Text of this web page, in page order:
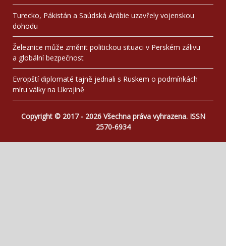
Turecko, Pákistán a Saúdská Arábie uzavřely vojenskou
dohodu
Železnice může změnit politickou situaci v Perském zálivu
a globální bezpečnost
Evropští diplomaté tajně jednali s Ruskem o podmínkách
míru války na Ukrajině
Copyright © 2017 - 2026 Všechna práva vyhrazena. ISSN
2570-6934